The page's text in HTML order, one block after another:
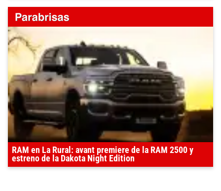
RAM en La Rural: avant premiere de la RAM 2500 y
estreno de la Dakota Night Edition